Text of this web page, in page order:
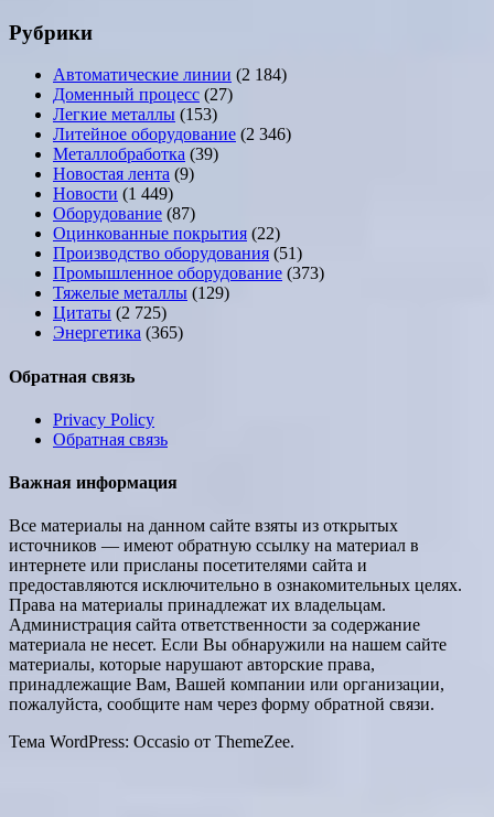
Рубрики
Автоматические линии (2 184)
Доменный процесс (27)
Легкие металлы (153)
Литейное оборудование (2 346)
Металлобработка (39)
Новостая лента (9)
Новости (1 449)
Оборудование (87)
Оцинкованные покрытия (22)
Производство оборудования (51)
Промышленное оборудование (373)
Тяжелые металлы (129)
Цитаты (2 725)
Энергетика (365)
Обратная связь
Privacy Policy
Обратная связь
Важная информация
Все материалы на данном сайте взяты из открытых
источников — имеют обратную ссылку на материал в
интернете или присланы посетителями сайта и
предоставляются исключительно в ознакомительных целях.
Права на материалы принадлежат их владельцам.
Администрация сайта ответственности за содержание
материала не несет. Если Вы обнаружили на нашем сайте
материалы, которые нарушают авторские права,
принадлежащие Вам, Вашей компании или организации,
пожалуйста, сообщите нам через форму обратной связи.
Тема WordPress: Occasio от ThemeZee.